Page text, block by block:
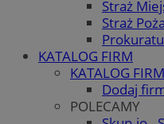
Straż
Straż
KATALOG FIRM
KATALOG FIRM
Dodaj
POLECAMY